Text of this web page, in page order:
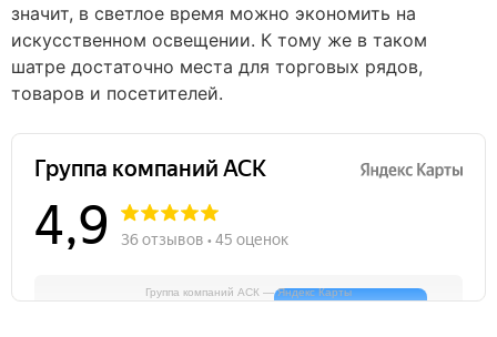
значит, в светлое время можно экономить на
искусственном освещении. К тому же в таком
шатре достаточно места для торговых рядов,
товаров и посетителей.
Группа компаний АСК — Яндекс Карты